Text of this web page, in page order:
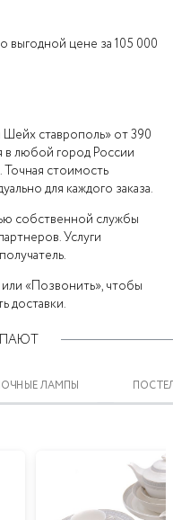
выгодной цене за 105 000
Шейх ставрополь» от 390
в любой город России
Точная стоимость
для каждого заказа.
собственной службы
Услуги
«Позвонить», чтобы
доставки.
ЛАМПЫ